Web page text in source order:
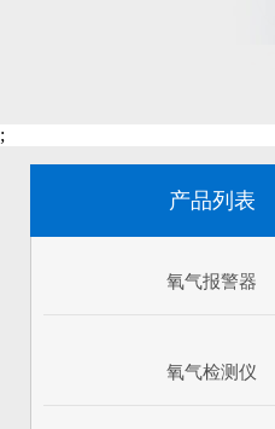
;
产品列表
氧气报警器
氧气检测仪